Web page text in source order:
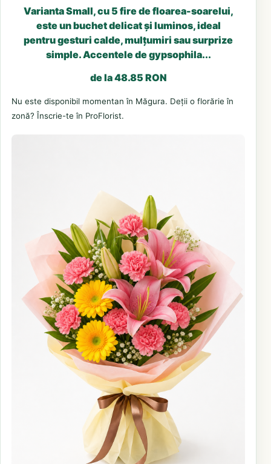
Varianta Small, cu 5 fire de floarea-soarelui,
este un buchet delicat și luminos, ideal
pentru gesturi calde, mulțumiri sau surprize
simple. Accentele de gypsophila...
de la 48.85 RON
Nu este disponibil momentan în Măgura. Deții o florărie în
zonă? Înscrie-te în ProFlorist.